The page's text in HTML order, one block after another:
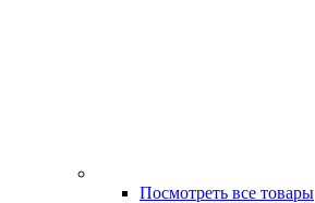
Посмотреть все товары